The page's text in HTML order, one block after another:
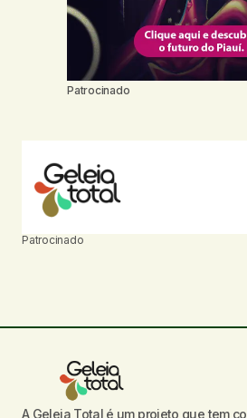
Patrocinado
Patrocinado
A Geleia Total é um projeto que tem